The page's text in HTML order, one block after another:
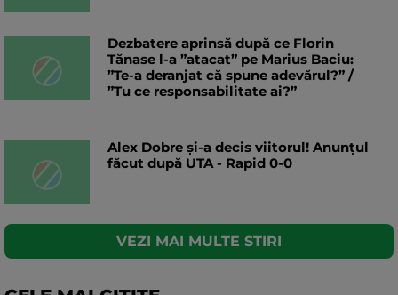
Dezbatere aprinsă după ce Florin
Tănase l-a ”atacat” pe Marius Baciu:
”Te-a deranjat că spune adevărul?” /
”Tu ce responsabilitate ai?”
Alex Dobre și-a decis viitorul! Anunțul
făcut după UTA - Rapid 0-0
VEZI MAI MULTE STIRI